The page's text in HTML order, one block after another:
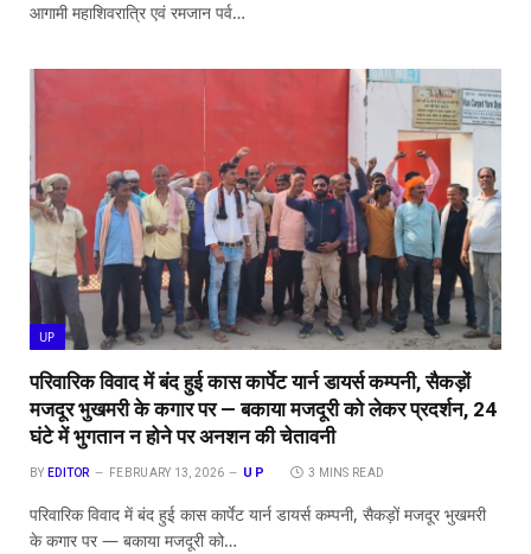
आगामी महाशिवरात्रि एवं रमजान पर्व…
UP
परिवारिक विवाद में बंद हुई कास कार्पेट यार्न डायर्स कम्पनी, सैकड़ों
मजदूर भुखमरी के कगार पर — बकाया मजदूरी को लेकर प्रदर्शन, 24
घंटे में भुगतान न होने पर अनशन की चेतावनी
BY EDITOR FEBRUARY 13, 2026 UP 3 MINS READ
परिवारिक विवाद में बंद हुई कास कार्पेट यार्न डायर्स कम्पनी, सैकड़ों मजदूर भुखमरी
के कगार पर — बकाया मजदूरी को…